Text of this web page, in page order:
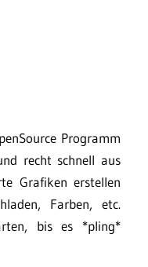
Programm
recht schnell aus
Grafiken erstellen
Farben, etc.
bis es *pling*